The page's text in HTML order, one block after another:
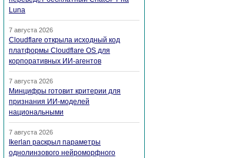
Luna
7 августа 2026
Cloudflare открыла исходный код
платформы Cloudflare OS для
корпоративных ИИ-агентов
7 августа 2026
Минцифры готовит критерии для
признания ИИ-моделей
национальными
7 августа 2026
Ikerlan раскрыл параметры
однолинзового нейроморфного